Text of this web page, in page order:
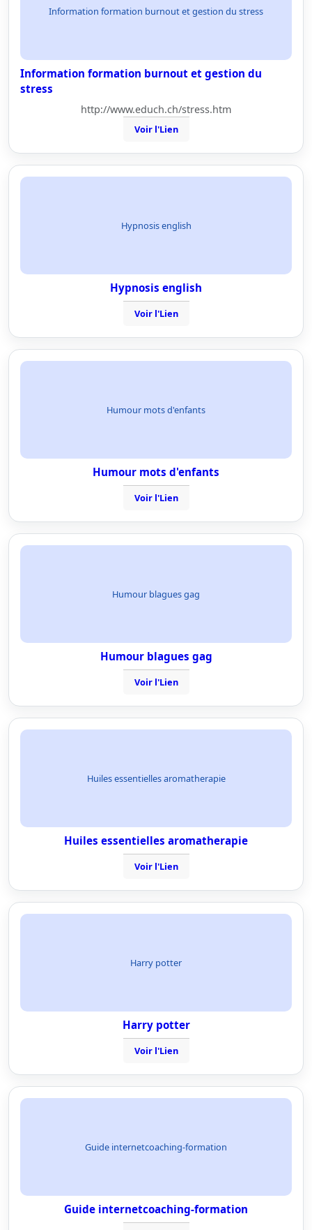
Information formation burnout et gestion du stress
Information formation burnout et gestion du
stress
http://www.educh.ch/stress.htm
Voir l'Lien
Hypnosis english
Hypnosis english
Voir l'Lien
Humour mots d'enfants
Humour mots d'enfants
Voir l'Lien
Humour blagues gag
Humour blagues gag
Voir l'Lien
Huiles essentielles aromatherapie
Huiles essentielles aromatherapie
Voir l'Lien
Harry potter
Harry potter
Voir l'Lien
Guide internetcoaching-formation
Guide internetcoaching-formation